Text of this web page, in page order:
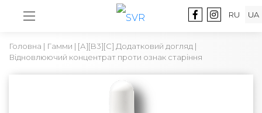
Головна | Гамми | [А][B3][С] Додатковий догляд |
Відновлюючий концентрат проти ознак старіння
RU UA